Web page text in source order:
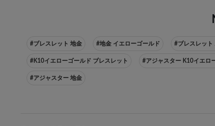
#ブレスレット 地金 #地金 イエローゴールド #ブレスレット
#K10イエローゴールド ブレスレット #アジャスター K10イエロ
#アジャスター 地金